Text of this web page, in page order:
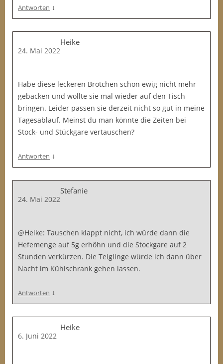
Antworten ↓
Heike
24. Mai 2022
Habe diese leckeren Brötchen schon ewig nicht mehr
gebacken und wollte sie mal wieder auf den Tisch
bringen. Leider passen sie derzeit nicht so gut in meine
Tagesablauf. Meinst du man könnte die Zeiten bei
Stock- und Stückgare vertauschen?
Antworten ↓
Stefanie
24. Mai 2022
@Heike: Tauschen klappt nicht, ich würde dann die
Hefemenge auf 5g erhöhn und die Stockgare auf 2
Stunden verkürzen. Die Teiglinge würde ich dann über
Nacht im Kühlschrank gehen lassen.
Antworten ↓
Heike
6. Juni 2022